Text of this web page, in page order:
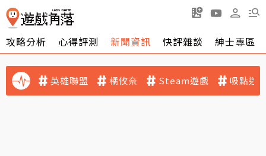
攻略分析 心得評測 新聞資訊 快評雜談 紳士專區
英雄聯盟 橘攸奈 Steam遊戲 吸點迷